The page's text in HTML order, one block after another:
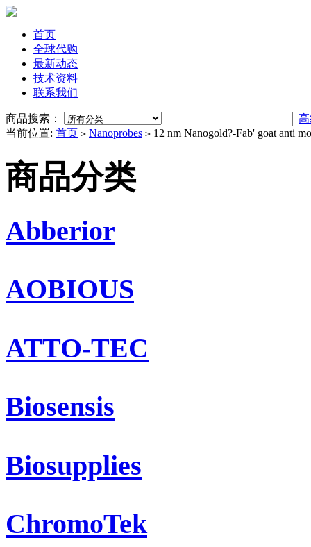
首页
全球代购
最新动态
技术资料
联系我们
商品搜索：
当前位置: 首页 > Nanoprobes > 12 nm Nanogold?-Fab' goat anti
商品分类
Abberior
AOBIOUS
ATTO-TEC
Biosensis
Biosupplies
ChromoTek